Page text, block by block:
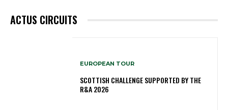
ACTUS CIRCUITS
EUROPEAN TOUR
SCOTTISH CHALLENGE SUPPORTED BY THE
R&A 2026